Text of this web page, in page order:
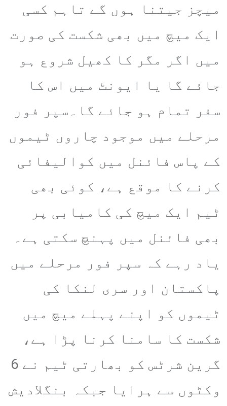
میچز جیتنا ہوں گے تاہم کسی
ایک میچ میں بھی شکست کی صورت
میں اگر مگر کا کھیل شروع ہو
جائے گا یا ایونٹ میں اس کا
سفر تمام ہو جائے گا۔سپر فور
مرحلے میں موجود چاروں ٹیموں
کے پاس فائنل میں کوالیفائی
کرنے کا موقع ہے، کوئی بھی
ٹیم ایک میچ کی کامیابی پر
بھی فائنل میں پہنچ سکتی ہے۔
یاد رہے کہ سپر فور مرحلے میں
پاکستان اور سری لنکا کی
ٹیموں کو اپنے پہلے میچ میں
شکست کا سامنا کرنا پڑا ہے،
گرین شرٹس کو بھارتی ٹیم نے 6
وکٹوں سے ہرایا جبکہ بنگلادیش